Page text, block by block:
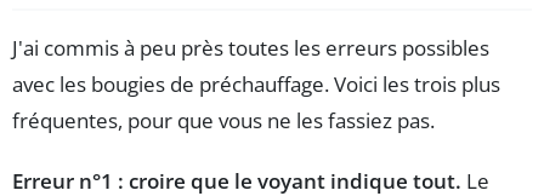
J'ai commis à peu près toutes les erreurs possibles
avec les bougies de préchauffage. Voici les trois plus
fréquentes, pour que vous ne les fassiez pas.
Erreur n°1 : croire que le voyant indique tout. Le